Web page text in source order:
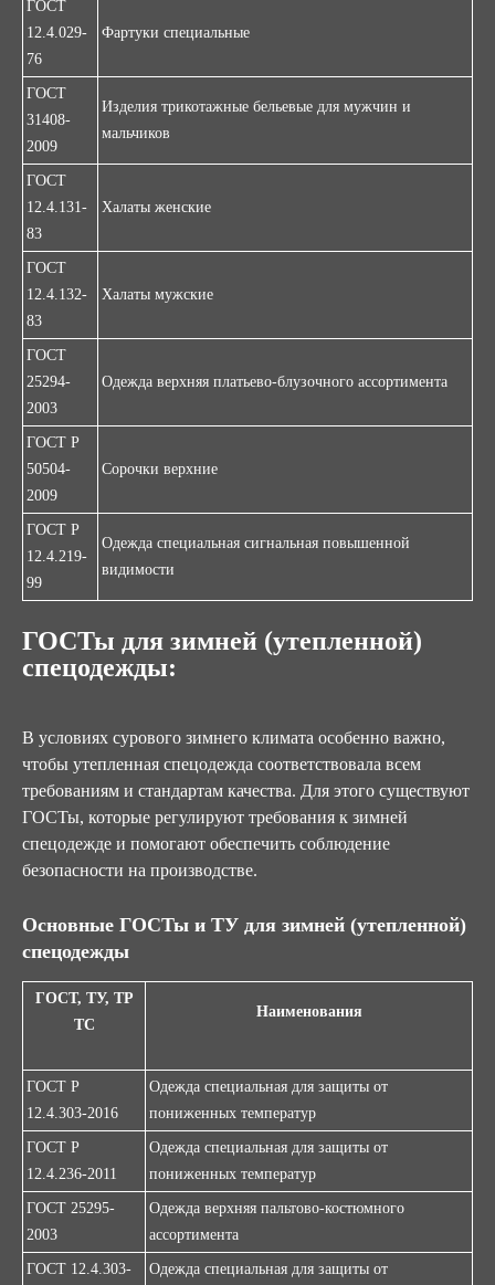
ГОСТ
12.4.029-
76
Фартуки специальные
ГОСТ
31408-
2009
Изделия трикотажные бельевые для мужчин и
мальчиков
ГОСТ
12.4.131-
83
Халаты женские
ГОСТ
12.4.132-
83
Халаты мужские
ГОСТ
25294-
2003
Одежда верхняя платьево-блузочного ассортимента
ГОСТ Р
50504-
2009
Сорочки верхние
ГОСТ Р
12.4.219-
99
Одежда специальная сигнальная повышенной
видимости
ГОСТы для зимней (утепленной)
спецодежды:
В условиях сурового зимнего климата особенно важно,
чтобы утепленная спецодежда соответствовала всем
требованиям и стандартам качества. Для этого существуют
ГОСТы, которые регулируют требования к зимней
спецодежде и помогают обеспечить соблюдение
безопасности на производстве.
Основные ГОСТы и ТУ для зимней (утепленной)
спецодежды
ГОСТ, ТУ, ТР
ТС
Наименования
ГОСТ Р
12.4.303-2016
Одежда специальная для защиты от
пониженных температур
ГОСТ Р
12.4.236-2011
Одежда специальная для защиты от
пониженных температур
ГОСТ 25295-
2003
Одежда верхняя пальтово-костюмного
ассортимента
ГОСТ 12.4.303-
Одежда специальная для защиты от